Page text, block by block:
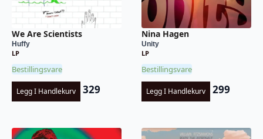
We Are Scientists
Huffy
LP
Bestillingsvare
Legg I Handlekurv 329
Nina Hagen
Unity
LP
Bestillingsvare
Legg I Handlekurv 299